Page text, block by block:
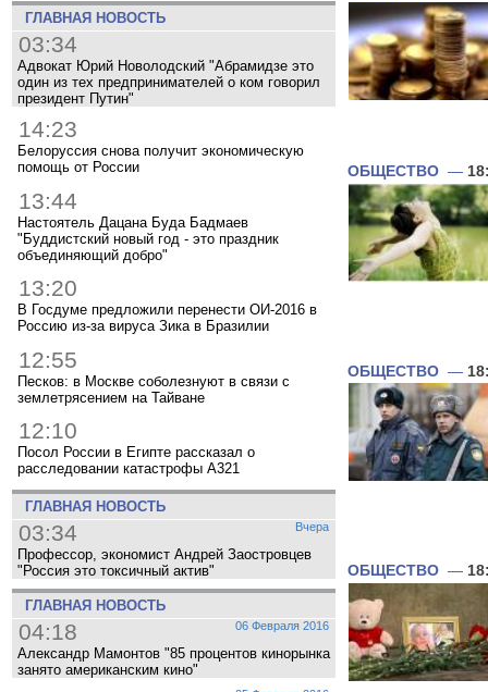
ГЛАВНАЯ НОВОСТЬ
03:34
Адвокат Юрий Новолодский "Абрамидзе это
один из тех предпринимателей о ком говорил
президент Путин"
14:23
Белоруссия снова получит экономическую
помощь от России
13:44
Настоятель Дацана Буда Бадмаев
"Буддистский новый год - это праздник
объединяющий добро"
13:20
В Госдуме предложили перенести ОИ-2016 в
Россию из-за вируса Зика в Бразилии
12:55
Песков: в Москве соболезнуют в связи с
землетрясением на Тайване
12:10
Посол России в Египте рассказал о
расследовании катастрофы A321
ГЛАВНАЯ НОВОСТЬ
Вчера
03:34
Профессор, экономист Андрей Заостровцев
"Россия это токсичный актив"
ГЛАВНАЯ НОВОСТЬ
06 Февраля 2016
04:18
Александр Мамонтов "85 процентов кинорынка
занято американским кино"
ОБЩЕСТВО —
ОБЩЕСТВО —
ОБЩЕСТВО —